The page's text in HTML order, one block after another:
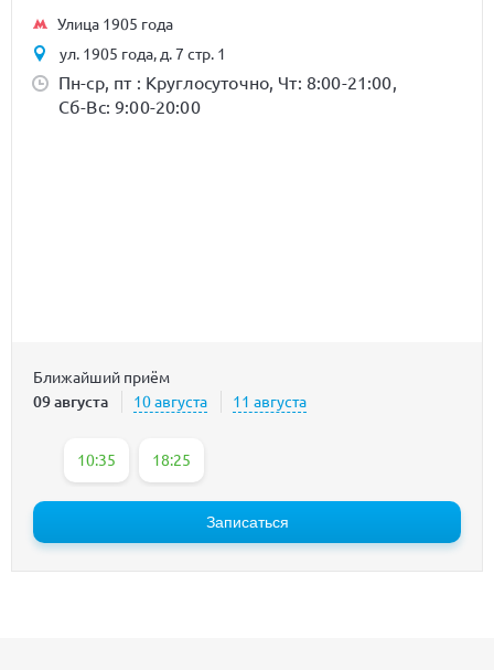
Улица 1905 года
ул. 1905 года, д. 7 стр. 1
Пн-ср, пт : Круглосуточно, Чт: 8:00-21:00,
Сб-Вс: 9:00-20:00
Ближайший приём
09 августа 10 августа 11 августа
10:35 18:25
Записаться